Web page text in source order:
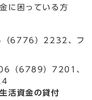
に困っている方
（6776）2232、フ
（6789）7201、
活資金の貸付